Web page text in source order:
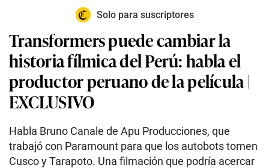
Solo para suscriptores
Transformers puede cambiar la
historia fílmica del Perú: habla el
productor peruano de la película |
EXCLUSIVO
Habla Bruno Canale de Apu Producciones, que
trabajó con Paramount para que los autobots tomen
Cusco y Tarapoto. Una filmación que podría acercar